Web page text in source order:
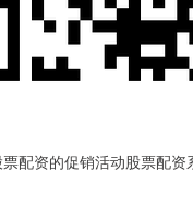
配资的促销活动股票配